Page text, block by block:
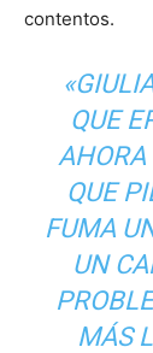
contentos.
QUE
QUE
FUMA
UN
MÁS